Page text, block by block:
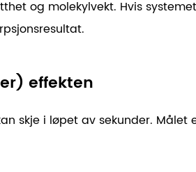
og molekylvekt. Hvis
effekten
skje i løpet av sekunder. Målet